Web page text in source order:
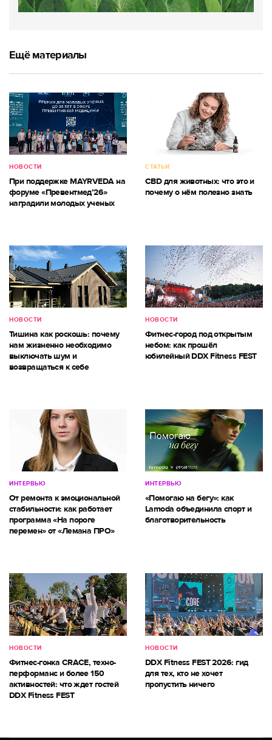
Ещё материалы
НОВОСТИ
При поддержке MAYRVEDA на
форуме «Превентмед’26»
наградили молодых ученых
СТАТЬИ
CBD для животных: что это и
почему о нём полезно знать
НОВОСТИ
Тишина как роскошь: почему
нам жизненно необходимо
выключать шум и
возвращаться к себе
НОВОСТИ
Фитнес-город под открытым
небом: как прошёл
юбилейный DDX Fitness FEST
ИНТЕРВЬЮ
От ремонта к эмоциональной
стабильности: как работает
программа «На пороге
перемен» от «Лемана ПРО»
ИНТЕРВЬЮ
«Помогаю на бегу»: как
Lamoda объединила спорт и
благотворительность
НОВОСТИ
Фитнес-гонка CRACE, техно-
перформанс и более 150
активностей: что ждет гостей
DDX Fitness FEST
НОВОСТИ
DDX Fitness FEST 2026: гид
для тех, кто не хочет
пропустить ничего